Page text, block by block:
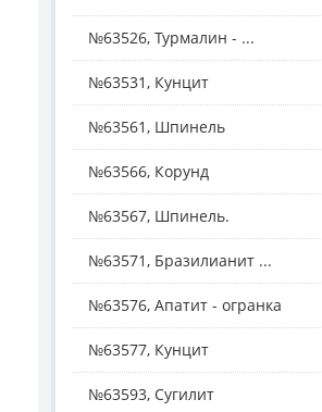
№63526, Турмалин - ...
№63531, Кунцит
№63561, Шпинель
№63566, Корунд
№63567, Шпинель.
№63571, Бразилианит ...
№63576, Апатит - огранка
№63577, Кунцит
№63593, Сугилит